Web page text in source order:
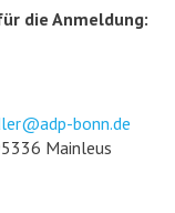
die Anmeldung:
bonn.de
Mainleus